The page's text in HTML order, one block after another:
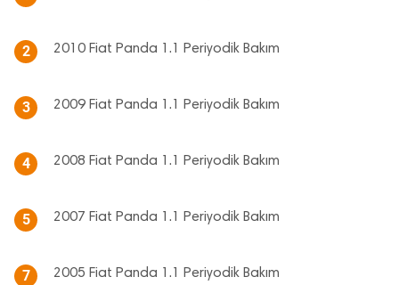
2 2010 Fiat Panda 1.1 Periyodik Bakım
3 2009 Fiat Panda 1.1 Periyodik Bakım
4 2008 Fiat Panda 1.1 Periyodik Bakım
5 2007 Fiat Panda 1.1 Periyodik Bakım
7 2005 Fiat Panda 1.1 Periyodik Bakım